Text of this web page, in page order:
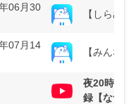
06月30
【しらぬ
07月14
【みんな
夜20時～
録【なつ